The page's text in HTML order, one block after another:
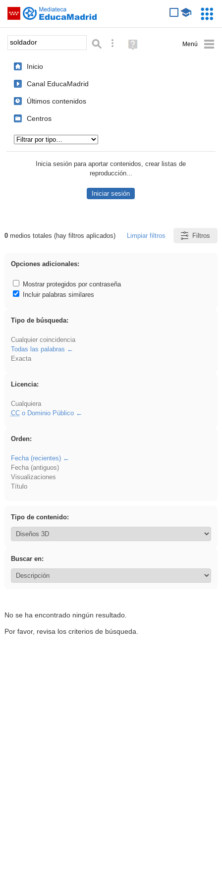
Saltar navegación
Palabra o frase: Búsqueda avanzada
Ayuda
(en
Inicio
Canal EducaMadrid
Últimos contenidos
Centros
Inicia sesión para aportar contenidos, crear listas de
reproducción...
Iniciar sesión
Resultados de: soldador
0medios totales (hay filtros aplicados) Limpiar filtros Filtros
Opciones adicionales:
Mostrar protegidos por contraseña
Incluir palabras similares
Tipo de búsqueda:
Cualquier coincidencia
Todas las palabras
Exacta
Licencia:
Cualquiera
CCo Dominio Público
Orden:
Fecha (recientes)
Fecha (antiguos)
Visualizaciones
Título
Tipo de contenido:
Buscar en:
No se ha encontrado ningún resultado.
Por favor, revisa los criterios de búsqueda.